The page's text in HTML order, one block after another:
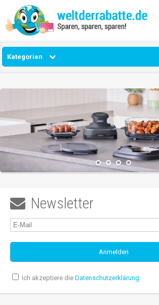
Kategorien
 Newsletter
Ich akzeptiere die Datenschutzerklärung.